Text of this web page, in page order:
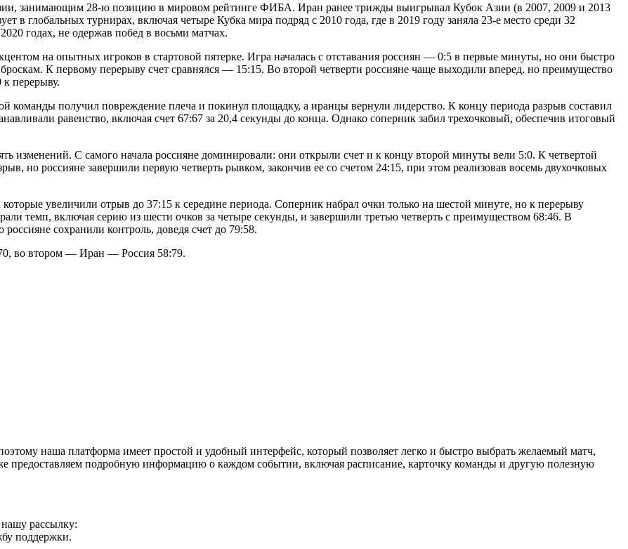
занимающим 28-ю позицию в мировом рейтинге ФИБА. Иран ранее трижды выигрывал Кубок Азии (в 2007, 2009 и 2013
в глобальных турнирах, включая четыре Кубка мира подряд с 2010 года, где в 2019 году заняла 23-е место среди 32
годах, не одержав побед в восьми матчах.
на опытных игроков в стартовой пятерке. Игра началась с отставания россиян — 0:5 в первые минуты, но они быстро
К первому перерыву счет сравнялся — 15:15. Во второй четверти россияне чаще выходили вперед, но преимущество
перерыву.
команды получил повреждение плеча и покинул площадку, а иранцы вернули лидерство. К концу периода разрыв составил
равенство, включая счет 67:67 за 20,4 секунды до конца. Однако соперник забил трехочковый, обеспечив итоговый
изменений. С самого начала россияне доминировали: они открыли счет и к концу второй минуты вели 5:0. К четвертой
но россияне завершили первую четверть рывком, закончив ее со счетом 24:15, при этом реализовав восемь двухочковых
увеличили отрыв до 37:15 к середине периода. Соперник набрал очки только на шестой минуте, но к перерыву
темп, включая серию из шести очков за четыре секунды, и завершили третью четверть с преимуществом 68:46. В
сохранили контроль, доведя счет до 79:58.
во втором — Иран — Россия 58:79.
наша платформа имеет простой и удобный интерфейс, который позволяет легко и быстро выбрать желаемый матч,
предоставляем подробную информацию о каждом событии, включая расписание, карточку команды и другую полезную
нашу рассылку:
поддержки.